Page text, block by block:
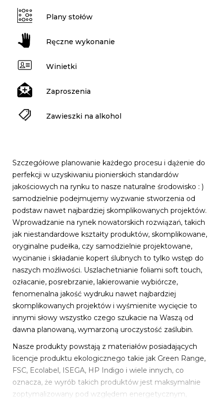
Plany stołów
Ręczne wykonanie
Winietki
Zaproszenia
Zawieszki na alkohol
Szczegółowe planowanie każdego procesu i dążenie do
perfekcji w uzyskiwaniu pionierskich standardów
jakościowych na rynku to nasze naturalne środowisko : )
samodzielnie podejmujemy wyzwanie stworzenia od
podstaw nawet najbardziej skomplikowanych projektów.
Wprowadzanie na rynek nowatorskich rozwiązań, takich
jak niestandardowe kształty produktów, skomplikowane,
oryginalne pudełka, czy samodzielnie projektowane,
wycinanie i składanie kopert ślubnych to tylko wstęp do
naszych możliwości. Uszlachetnianie foliami soft touch,
ozłacanie, posrebrzanie, lakierowanie wybiórcze,
fenomenalna jakość wydruku nawet najbardziej
skomplikowanych projektów i wyśmienite wycięcie to
innymi słowy wszystko czego szukacie na Waszą od
dawna planowaną, wymarzoną uroczystość zaślubin.
Nasze produkty powstają z materiałów posiadających
licencje produktu ekologicznego takie jak Green Range,
FSC, Ecolabel, ISEGA, HP Indigo i wiele innych, co
oznacza, że wyrób takich produktów jest maksymalnie
zoptymalizowany pod względem energetycznym,